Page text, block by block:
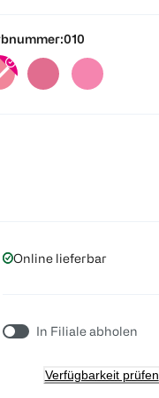
010
Online lieferbar
In Filiale abholen
Verfügbarkeit prüfen